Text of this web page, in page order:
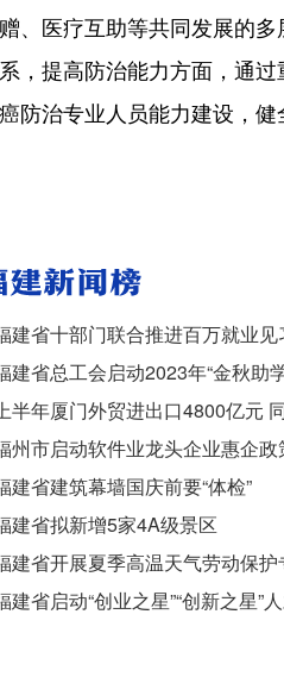
、医疗互助等共同发展的多
，提高防治能力方面，通
防治专业人员能力建设，
建省十部门联合推进百万就业
建省总工会启动2023年“金秋助
半年厦门外贸进出口4800亿元
州市启动软件业龙头企业惠企
建省建筑幕墙国庆前要“体检”
建省拟新增5家4A级景区
建省开展夏季高温天气劳动保护
建省启动“创业之星”“创新之星”